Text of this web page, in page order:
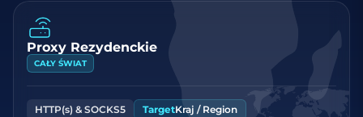
Proxy Rezydenckie
CAŁY ŚWIAT
HTTP(s) & SOCKS5 TargetKraj / Region